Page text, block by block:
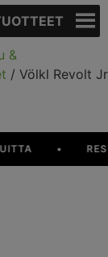
&
/ Völkl Revolt Jr